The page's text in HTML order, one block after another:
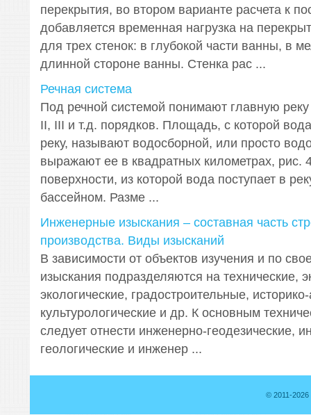
перекрытия, во втором варианте расчета к
добавляется временная нагрузка на
для трех стенок: в глубокой части ванны, в
длинной стороне ванны. Стенка рас ...
Речная система
Под речной системой понимают главную реку
II, III и т.д. порядков. Площадь, с которой
реку, называют водосборной, или просто
выражают ее в квадратных километрах, рис.
поверхности, из которой вода поступает в
бассейном. Разме ...
Инженерные изыскания – составная часть
производства. Виды изысканий
В зависимости от объектов изучения и по
изыскания подразделяются на технические,
экологические, градостроительные,
культурологические и др. К основным
следует отнести инженерно-геодезические,
геологические и инженер ...
© 2011-2026